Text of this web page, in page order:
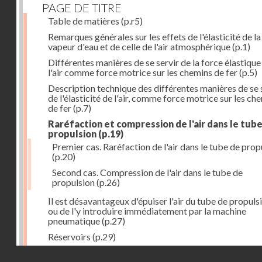
PAGE DE TITRE
Table de matières (p.r5)
Remarques générales sur les effets de l'élasticité de la
vapeur d'eau et de celle de l'air atmosphérique(p.1)
Différentes manières de se servir de la force
l'air comme force motrice sur les chemins de fer(p.5)
Description technique des différentes manières de se
de l'élasticité de l'air, comme force motrice sur les
de fer(p.7)
Raréfaction et compression de l'air dans le
propulsion (p.19)
Premier cas. Raréfaction de l'air dans le tube de
(p.20)
Second cas. Compression de l'air dans le tube de
propulsion(p.26)
Il est désavantageux d'épuiser l'air du tube de
ou de l'y introduire immédiatement par la machine
pneumatique(p.27)
Réservoirs (p.29)